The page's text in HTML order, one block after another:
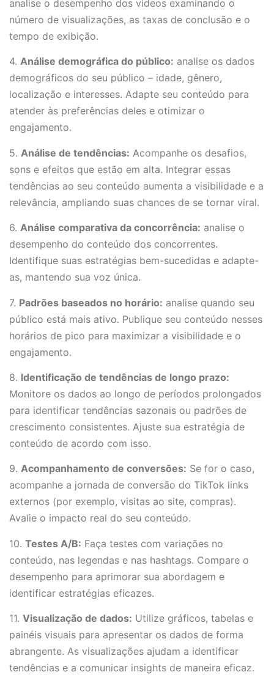
analise o desempenho dos vídeos examinando o
número de visualizações, as taxas de conclusão e o
tempo de exibição.
4. Análise demográfica do público: analise os dados
demográficos do seu público – idade, gênero,
localização e interesses. Adapte seu conteúdo para
atender às preferências deles e otimizar o
engajamento.
5. Análise de tendências: Acompanhe os desafios,
sons e efeitos que estão em alta. Integrar essas
tendências ao seu conteúdo aumenta a visibilidade e a
relevância, ampliando suas chances de se tornar viral.
6. Análise comparativa da concorrência: analise o
desempenho do conteúdo dos concorrentes.
Identifique suas estratégias bem-sucedidas e adapte-
as, mantendo sua voz única.
7. Padrões baseados no horário: analise quando seu
público está mais ativo. Publique seu conteúdo nesses
horários de pico para maximizar a visibilidade e o
engajamento.
8. Identificação de tendências de longo prazo:
Monitore os dados ao longo de períodos prolongados
para identificar tendências sazonais ou padrões de
crescimento consistentes. Ajuste sua estratégia de
conteúdo de acordo com isso.
9. Acompanhamento de conversões: Se for o caso,
acompanhe a jornada de conversão do TikTok links
externos (por exemplo, visitas ao site, compras).
Avalie o impacto real do seu conteúdo.
10. Testes A/B: Faça testes com variações no
conteúdo, nas legendas e nas hashtags. Compare o
desempenho para aprimorar sua abordagem e
identificar estratégias eficazes.
11. Visualização de dados: Utilize gráficos, tabelas e
painéis visuais para apresentar os dados de forma
abrangente. As visualizações ajudam a identificar
tendências e a comunicar insights de maneira eficaz.